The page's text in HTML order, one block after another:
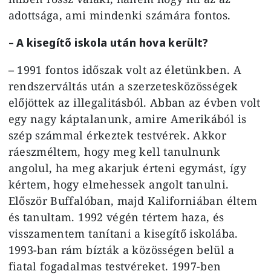
adottsága, ami mindenki számára fontos.
– A kisegítő iskola után hova került?
– 1991 fontos időszak volt az életünkben. A
rendszerváltás után a szerzetesközösségek
előjöttek az illegalitásból. Abban az évben volt
egy nagy káptalanunk, amire Amerikából is
szép számmal érkeztek testvérek. Akkor
ráeszméltem, hogy meg kell tanulnunk
angolul, ha meg akarjuk érteni egymást, így
kértem, hogy elmehessek angolt tanulni.
Először Buffalóban, majd Kaliforniában éltem
és tanultam. 1992 végén tértem haza, és
visszamentem tanítani a kisegítő iskolába.
1993-ban rám bízták a közösségen belül a
fiatal fogadalmas testvéreket. 1997-ben